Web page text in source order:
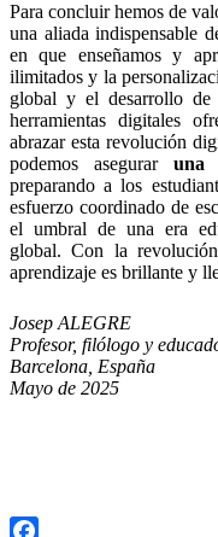
Para concluir hemos de
una aliada indispensable
en que enseñamos y
ilimitados y la
global y el desarrollo de
herramientas digitales
abrazar esta revolución
podemos asegurar una
preparando a los
esfuerzo coordinado de
el umbral de una era
global. Con la
aprendizaje es brillante y
Josep ALEGRE
Profesor, filólogo y
Barcelona, España
Mayo de 2025